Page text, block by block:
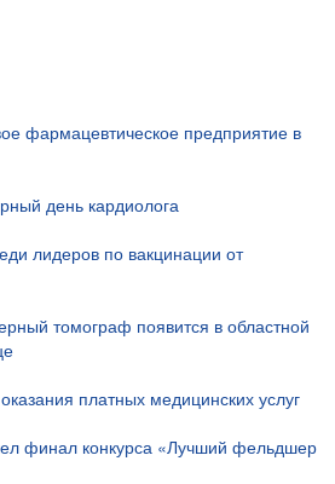
фармацевтическое предприятие в
день кардиолога
лидеров по вакцинации от
томограф появится в областной
платных медицинских услуг
финал конкурса «Лучший фельдшер